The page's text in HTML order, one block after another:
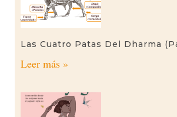
Las Cuatro Patas Del Dharma
Leer más »